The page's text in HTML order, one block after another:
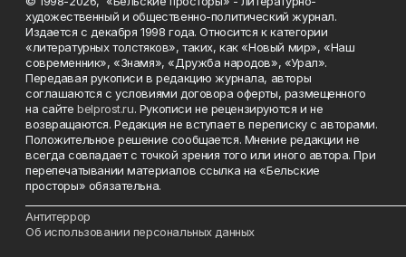
художественный и общественно-политический журнал.
Издается с декабря 1998 года. Относится к категории
«литературных толстяков», таких, как «Новый мир», «Наш
современник», «Знамя», «Дружба народов», «Урал».
Передавая рукописи в редакцию журнала, авторы
соглашаются с условиями договора оферты, размещенного
на сайтеbelprost.ru. Рукописи не рецензируются и не
возвращаются. Редакция не вступает в переписку с авторами.
Положительное решение сообщается. Мнение редакции не
всегда совпадает с точкой зрения того или иного автора. При
перепечатывании материалов ссылка на «Бельские
просторы» обязательна.
Антитеррор
Об использовании персональных данных